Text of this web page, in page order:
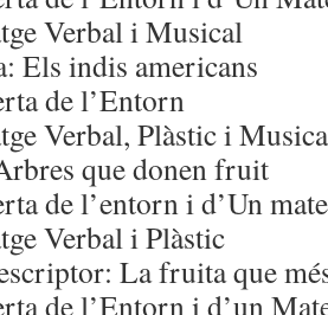
Verbal i Musical
Els indis americans
de l’Entorn
Verbal, Plàstic i
que donen fruit
de l’entorn i d’Un
Verbal i Plàstic
La fruita que
de l’Entorn i d’un